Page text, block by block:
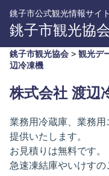
銚子市公式観光情報サイト
銚子市観光協
銚子市観光協会 > 観光デ
辺冷凍機
株式会社 渡辺
業務用冷蔵庫、業務
提供いたします。
お見積りは無料です。
急速凍結庫やいけすの